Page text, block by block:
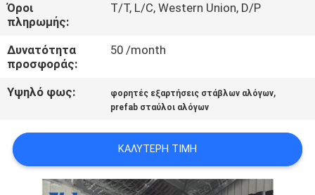
ΖΗΤΉΣΤΕ
ΈΝΑ
ΑΠΌΣΠΑΣΜΑ
ΠΟΛΙΤΙΚΉ
ΜΥΣΤΙΚΌΤΗΤΑΣ
Όροι
πληρωμής:
T/T, L/C, Western Union, D/P
Δυνατότητα
προσφοράς:
50 /month
Υψηλό φως: φορητές εξαρτήσεις στάβλων αλόγων,
prefab σταύλοι αλόγων
ΚΑΛΎΤΕΡΗ ΤΙΜΉ